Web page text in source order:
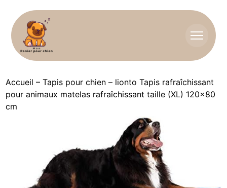
Accueil –Tapis pour chien – lionto Tapis rafraîchissant
pour animaux matelas rafraîchissant taille (XL) 120×80
cm